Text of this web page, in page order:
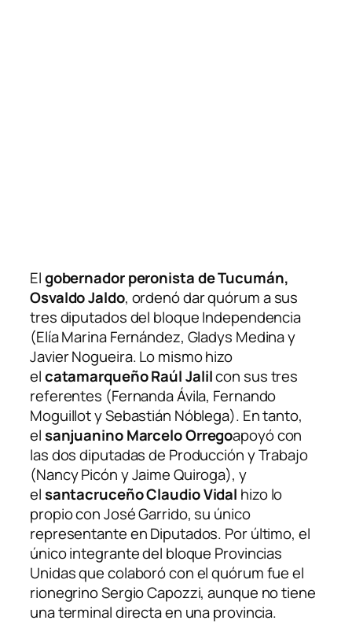
Elgobernador peronista de Tucumán,
Osvaldo Jaldo, ordenó dar quórum a sus
tres diputados del bloque Independencia
(Elía Marina Fernández, Gladys Medina y
Javier Nogueira. Lo mismo hizo
elcatamarqueño Raúl Jalilcon sus tres
referentes (Fernanda Ávila, Fernando
Moguillot y Sebastián Nóblega). En tanto,
elsanjuanino Marcelo Orregoapoyó con
las dos diputadas de Producción y Trabajo
(Nancy Picón y Jaime Quiroga), y
elsantacruceño Claudio Vidal hizo lo
propio con José Garrido, su único
representante en Diputados. Por último, el
único integrante del bloque Provincias
Unidas que colaboró con el quórum fue el
rionegrino Sergio Capozzi, aunque no tiene
una terminal directa en una provincia.